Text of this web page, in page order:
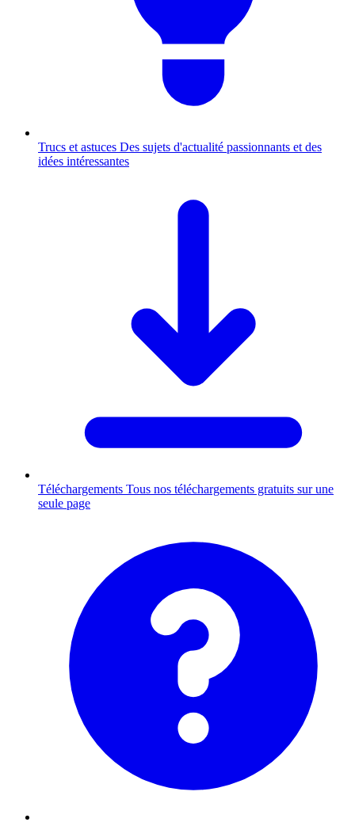
Trucs et astuces Des sujets d'actualité passionnants et des
idées intéressantes
Téléchargements Tous nos téléchargements gratuits sur une
seule page